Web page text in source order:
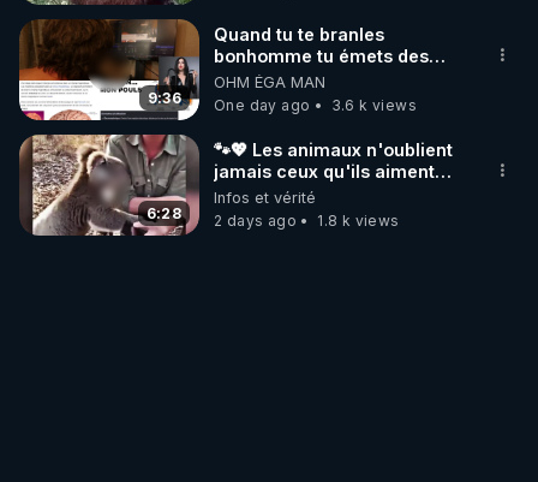
9:36
Quand tu te branles
bonhomme tu émets des
ondes ils ont juste omis de
t'expliquer
OHM ÉGA MAN
One day ago
3.6 k views
6:28
🐾💖 Les animaux n'oublient
jamais ceux qu'ils aiment…
🥹❤️
Infos et vérité
2 days ago
1.8 k views